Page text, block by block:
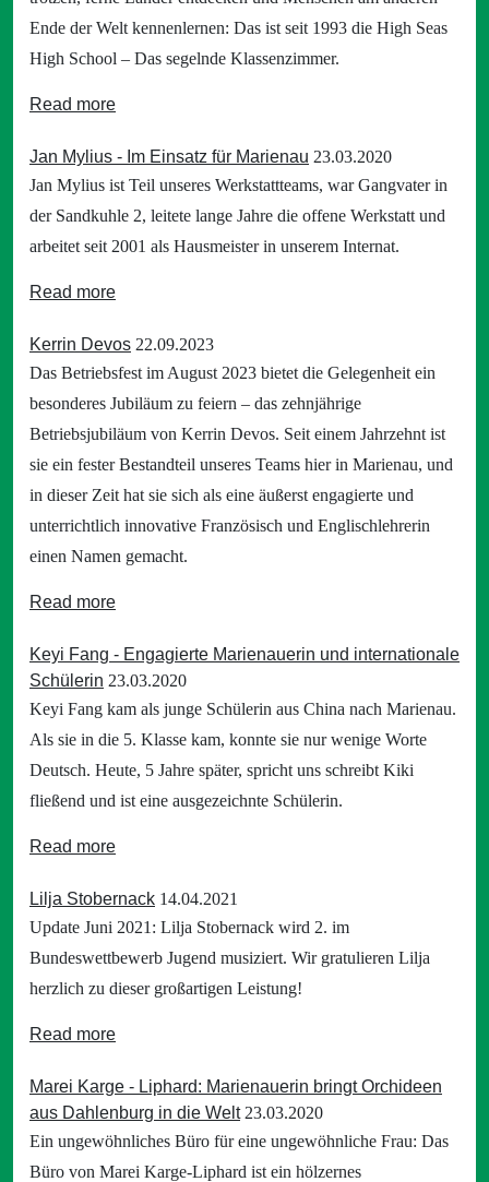
Ende der Welt kennenlernen: Das ist seit 1993 die High Seas
High School – Das segelnde Klassenzimmer.
Read more
Jan Mylius - Im Einsatz für Marienau 23.03.2020
Jan Mylius ist Teil unseres Werkstattteams, war Gangvater in
der Sandkuhle 2, leitete lange Jahre die offene Werkstatt und
arbeitet seit 2001 als Hausmeister in unserem Internat.
Read more
Kerrin Devos 22.09.2023
Das Betriebsfest im August 2023 bietet die Gelegenheit ein
besonderes Jubiläum zu feiern – das zehnjährige
Betriebsjubiläum von Kerrin Devos. Seit einem Jahrzehnt ist
sie ein fester Bestandteil unseres Teams hier in Marienau, und
in dieser Zeit hat sie sich als eine äußerst engagierte und
unterrichtlich innovative Französisch und Englischlehrerin
einen Namen gemacht.
Read more
Keyi Fang - Engagierte Marienauerin und internationale
Schülerin 23.03.2020
Keyi Fang kam als junge Schülerin aus China nach Marienau.
Als sie in die 5. Klasse kam, konnte sie nur wenige Worte
Deutsch. Heute, 5 Jahre später, spricht uns schreibt Kiki
fließend und ist eine ausgezeichnte Schülerin.
Read more
Lilja Stobernack 14.04.2021
Update Juni 2021: Lilja Stobernack wird 2. im
Bundeswettbewerb Jugend musiziert. Wir gratulieren Lilja
herzlich zu dieser großartigen Leistung!
Read more
Marei Karge - Liphard: Marienauerin bringt Orchideen
aus Dahlenburg in die Welt 23.03.2020
Ein ungewöhnliches Büro für eine ungewöhnliche Frau: Das
Büro von Marei Karge-Liphard ist ein hölzernes